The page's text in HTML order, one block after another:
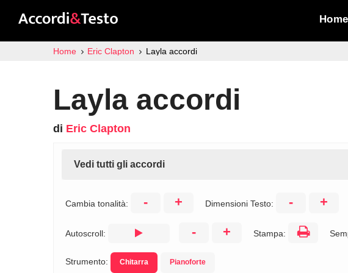
Home
Home Eric Clapton Layla accordi
Layla accordi
di Eric Clapton
Vedi tutti gli accordi
Cambia tonalità: - + Dimensioni Testo: - +
Autoscroll: - + Stampa:
Strumento: Chitarra Pianoforte